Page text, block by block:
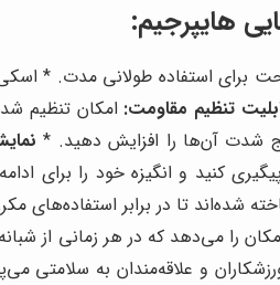
هایپرجیم:
برای استفاده طولانی مدت. *
تنظیم مقاومت: امکان تنظیم
شدت آن‌ها را افزایش دهید. *
کنید و انگیزه خود را برای
شده‌اند تا در برابر استفاده‌های
را می‌دهد که در هر زمانی از
و علاقه‌مندان به سلامتی